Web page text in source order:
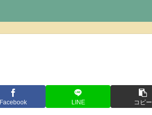
Facebook LINE コピー